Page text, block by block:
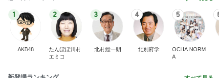
1
AKB48
2
たんぽぽ川村
エミコ
3
北村総一朗
4
北別府学
5
OCHA NORM
A